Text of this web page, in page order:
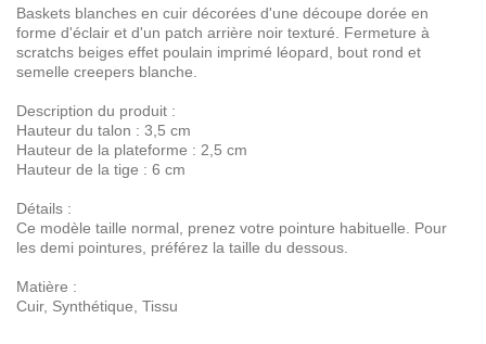
Baskets blanches en cuir décorées d'une découpe dorée en
forme d'éclair et d'un patch arrière noir texturé. Fermeture à
scratchs beiges effet poulain imprimé léopard, bout rond et
semelle creepers blanche.
Description du produit :
Hauteur du talon : 3,5 cm
Hauteur de la plateforme : 2,5 cm
Hauteur de la tige : 6 cm
Détails :
Ce modèle taille normal, prenez votre pointure habituelle. Pour
les demi pointures, préférez la taille du dessous.
Matière :
Cuir, Synthétique, Tissu